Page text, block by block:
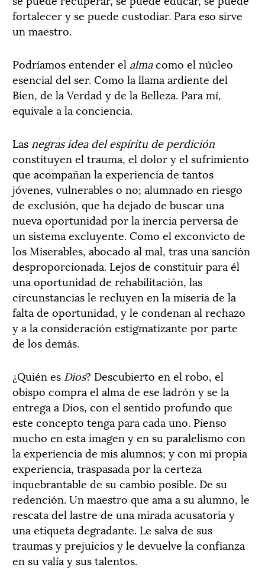
fortalecer y se puede custodiar. Para eso sirve
un maestro.
Podríamos entender el almacomo el núcleo
esencial del ser. Como la llama ardiente del
Bien, de la Verdad y de la Belleza. Para mí,
equivale a la conciencia.
Las negras idea del espíritu de perdición
constituyen el trauma, el dolor y el sufrimiento
que acompañan la experiencia de tantos
jóvenes, vulnerables o no; alumnado en riesgo
de exclusión, que ha dejado de buscar una
nueva oportunidad por la inercia perversa de
un sistema excluyente. Como el exconvicto de
los Miserables, abocado al mal, tras una sanción
desproporcionada. Lejos de constituir para él
una oportunidad de rehabilitación, las
circunstancias le recluyen en la miseria de la
falta de oportunidad, y le condenan al rechazo
y a la consideración estigmatizante por parte
de los demás.
¿Quién es Dios? Descubierto en el robo, el
obispo compra el alma de ese ladrón y se la
entrega a Dios, con el sentido profundo que
este concepto tenga para cada uno. Pienso
mucho en esta imagen y en su paralelismo con
la experiencia de mis alumnos; y con mi propia
experiencia, traspasada por la certeza
inquebrantable de su cambio posible. De su
redención. Un maestro que ama a su alumno, le
rescata del lastre de una mirada acusatoria y
una etiqueta degradante. Le salva de sus
traumas y prejuicios y le devuelve la confianza
en su valía y sus talentos.